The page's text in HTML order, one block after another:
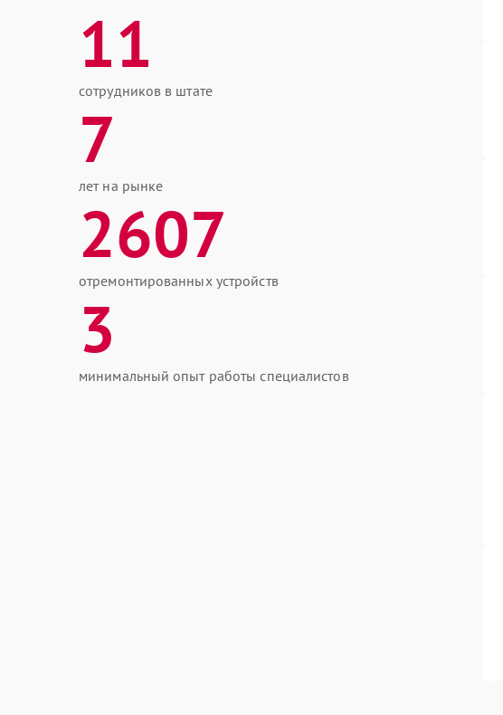
11
сотрудников в штате
7
лет на рынке
2607
отремонтированных устройств
3
минимальный опыт работы специалистов